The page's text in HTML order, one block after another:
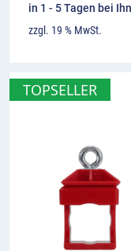
in 1 - 5 Tagen bei
zzgl. 19 % MwSt.
TOPSELLER